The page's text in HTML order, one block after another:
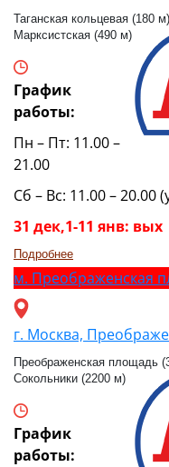
Таганская кольцевая (180 м)
Марксистская (490 м)
График
работы:
Пн – Пт: 11.00 –
21.00
Сб – Вс: 11.00 – 20.00
31 дек,1-11 янв: вых
Подробнее
м. Преображенская
г. Москва,
Преображенская площадь
Сокольники (2200 м)
График
работы: